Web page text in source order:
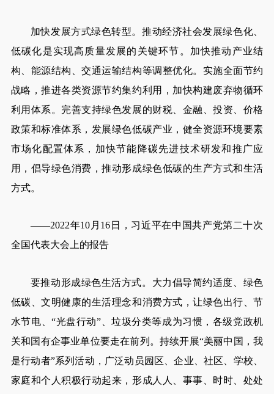
加快发展方式绿色转型。推动经济社会发展绿色化、
低碳化是实现高质量发展的关键环节。加快推动产业结
构、能源结构、交通运输结构等调整优化。实施全面节约
战略，推进各类资源节约集约利用，加快构建废弃物循环
利用体系。完善支持绿色发展的财税、金融、投资、价格
政策和标准体系，发展绿色低碳产业，健全资源环境要素
市场化配置体系，加快节能降碳先进技术研发和推广应
用，倡导绿色消费，推动形成绿色低碳的生产方式和生活
方式。
——2022年10月16日，习近平在中国共产党第二十次
全国代表大会上的报告
要推动形成绿色生活方式。大力倡导简约适度、绿色
低碳、文明健康的生活理念和消费方式，让绿色出行、节
水节电、“光盘行动”、垃圾分类等成为习惯，各级党政机
关和国有企事业单位要走在前列。持续开展“美丽中国，我
是行动者”系列活动，广泛动员园区、企业、社区、学校、
家庭和个人积极行动起来，形成人人、事事、时时、处处